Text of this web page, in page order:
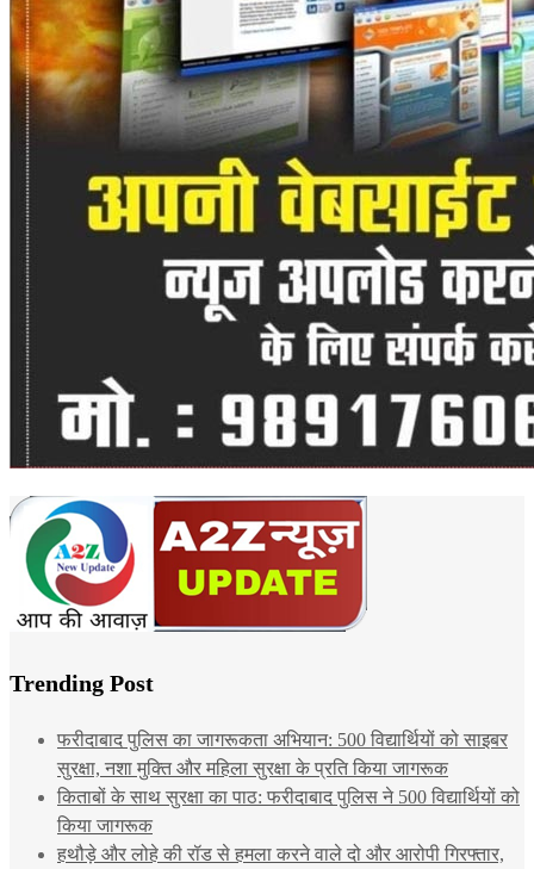
Trending Post
फरीदाबाद पुलिस का जागरूकता अभियान: 500 विद्यार्थियों को साइबर
सुरक्षा, नशा मुक्ति और महिला सुरक्षा के प्रति किया जागरूक
किताबों के साथ सुरक्षा का पाठ: फरीदाबाद पुलिस ने 500 विद्यार्थियों को
किया जागरूक
हथौड़े और लोहे की रॉड से हमला करने वाले दो और आरोपी गिरफ्तार,